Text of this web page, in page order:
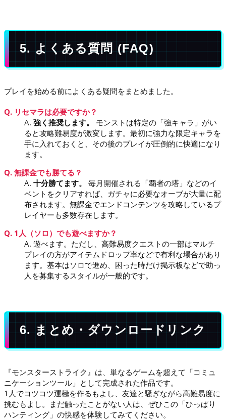
5. よくある質問 (FAQ)
プレイを始める前によくある疑問をまとめました。
Q. リセマラは必要ですか？
A. 強く推奨します。
モンストは特定の「強キャラ」がい
ると攻略難易度が激変します。最初に強力な限定キャラを
手に入れておくと、その後のプレイが圧倒的に快適になり
ます。
Q. 無課金でも勝てる？
A. 十分勝てます。
毎月開催される「覇者の塔」などのイ
ベントをクリアすれば、ガチャに必要なオーブが大量に配
布されます。無課金でエンドコンテンツを攻略しているプ
レイヤーも多数存在します。
Q. 1人（ソロ）でも遊べますか？
A. 遊べます。ただし、高難易度クエストの一部はマルチ
プレイの方がアイテムドロップ率などで有利な場合があり
ます。基本はソロで進め、困った時だけ掲示板などで助っ
人を募集するスタイルが一般的です。
6. まとめ・ダウンロードリンク
『モンスターストライク』は、単なるゲームを超えて「コミュ
ニケーションツール」として完成された作品です。
1人でコツコツ運極を作るもよし、友達と騒ぎながら高難易度に
挑むもよし。まだ触ったことがない人は、ぜひこの「ひっぱり
ハンティング」の快感を体験してみてください。